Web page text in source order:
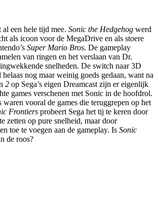
al een hele tijd mee. Sonic the Hedgehog werd
als icoon voor de MegaDrive en als stoere
Super Mario Bros. De gameplay
van ringen en het verslaan van Dr.
snelheden. De switch naar 3D
nog maar weinig goeds gedaan, want na
2 op Sega’s eigen Dreamcast zijn er eigenlijk
games verschenen met Sonic in de hoofdrol.
waren vooral de games die teruggrepen op het
Frontiers probeert Sega het tij te keren door
zetten op pure snelheid, maar door
toe te voegen aan de gameplay. Is Sonic
de roos?